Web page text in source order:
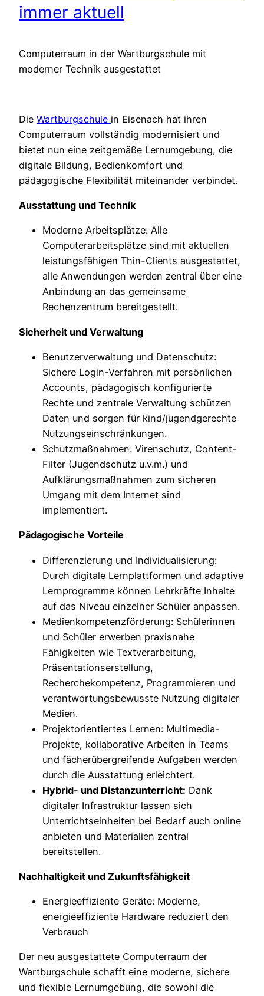
immer aktuell
Computerraum in der Wartburgschule mit
moderner Technik ausgestattet
Die Wartburgschule in Eisenach hat ihren
Computerraum vollständig modernisiert und
bietet nun eine zeitgemäße Lernumgebung, die
digitale Bildung, Bedienkomfort und
pädagogische Flexibilität miteinander verbindet.
Ausstattung und Technik
Moderne Arbeitsplätze: Alle
Computerarbeitsplätze sind mit aktuellen
leistungsfähigen Thin-Clients ausgestattet,
alle Anwendungen werden zentral über eine
Anbindung an das gemeinsame
Rechenzentrum bereitgestellt.
Sicherheit und Verwaltung
Benutzerverwaltung und Datenschutz:
Sichere Login-Verfahren mit persönlichen
Accounts, pädagogisch konfigurierte
Rechte und zentrale Verwaltung schützen
Daten und sorgen für kind/jugendgerechte
Nutzungseinschränkungen.
Schutzmaßnahmen: Virenschutz, Content-
Filter (Jugendschutz u.v.m.) und
Aufklärungsmaßnahmen zum sicheren
Umgang mit dem Internet sind
implementiert.
Pädagogische Vorteile
Differenzierung und Individualisierung:
Durch digitale Lernplattformen und adaptive
Lernprogramme können Lehrkräfte Inhalte
auf das Niveau einzelner Schüler anpassen.
Medienkompetenzförderung: Schülerinnen
und Schüler erwerben praxisnahe
Fähigkeiten wie Textverarbeitung,
Präsentationserstellung,
Recherchekompetenz, Programmieren und
verantwortungsbewusste Nutzung digitaler
Medien.
Projektorientiertes Lernen: Multimedia-
Projekte, kollaborative Arbeiten in Teams
und fächerübergreifende Aufgaben werden
durch die Ausstattung erleichtert.
Hybrid- und Distanzunterricht: Dank
digitaler Infrastruktur lassen sich
Unterrichtseinheiten bei Bedarf auch online
anbieten und Materialien zentral
bereitstellen.
Nachhaltigkeit und Zukunftsfähigkeit
Energieeffiziente Geräte: Moderne,
energieeffiziente Hardware reduziert den
Verbrauch
Der neu ausgestattete Computerraum der
Wartburgschule schafft eine moderne, sichere
und flexible Lernumgebung, die sowohl die